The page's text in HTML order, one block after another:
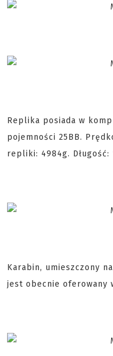
Replika posiada w
pojemności 25BB.
repliki: 4984g. Długość:
Karabin, umieszczony
jest obecnie oferowany